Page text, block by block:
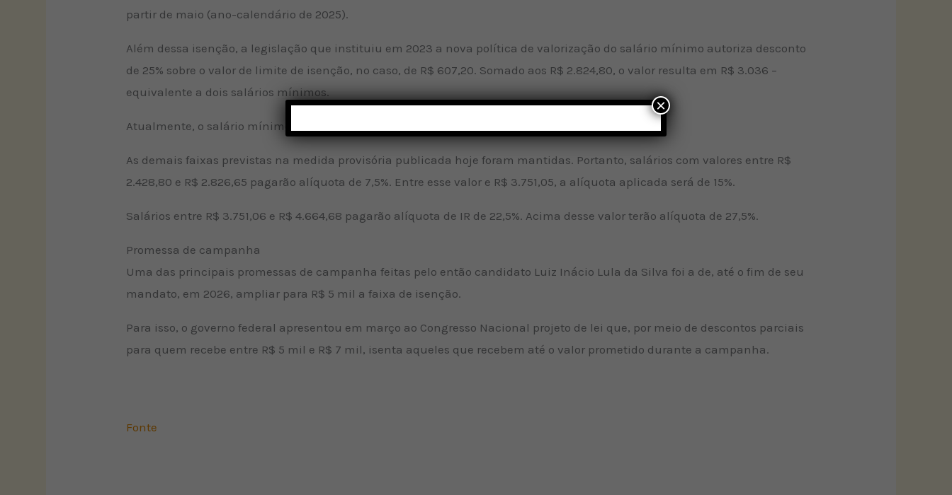
partir de maio (ano-calendário de 2025).
Além dessa isenção, a legislação que instituiu em 2023 a nova política de valorização do salário mínimo autoriza desconto
de 25% sobre o valor de limite de isenção, no caso, de R$ 607,20. Somado aos R$ 2.824,80, o valor resulta em R$ 3.036 –
equivalente a dois salários mínimos.
Atualmente, o salário mínimo está em R$ 1.518.
As demais faixas previstas na medida provisória publicada hoje foram mantidas. Portanto, salários com valores entre R$
2.428,80 e R$ 2.826,65 pagarão alíquota de 7,5%. Entre esse valor e R$ 3.751,05, a alíquota aplicada será de 15%.
Salários entre R$ 3.751,06 e R$ 4.664,68 pagarão alíquota de IR de 22,5%. Acima desse valor terão alíquota de 27,5%.
Promessa de campanha
Uma das principais promessas de campanha feitas pelo então candidato Luiz Inácio Lula da Silva foi a de, até o fim de seu
mandato, em 2026, ampliar para R$ 5 mil a faixa de isenção.
Para isso, o governo federal apresentou em março ao Congresso Nacional projeto de lei que, por meio de descontos parciais
para quem recebe entre R$ 5 mil e R$ 7 mil, isenta aqueles que recebem até o valor prometido durante a campanha.
Fonte
×